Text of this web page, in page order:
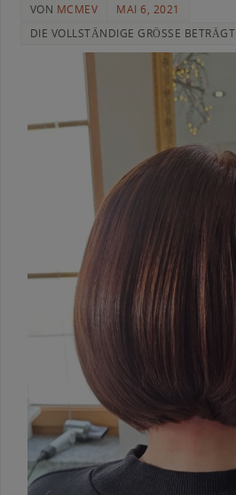
VON MCMEV
MAI 6, 2021
DIE VOLLSTÄNDIGE GRÖSSE BETRÄGT